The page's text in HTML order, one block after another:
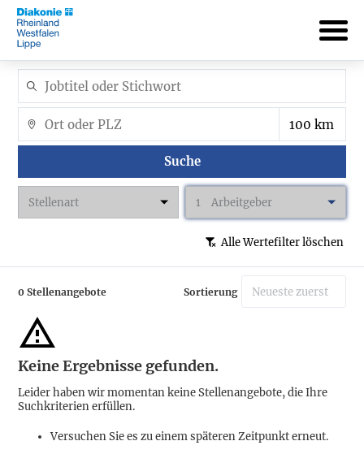
Suche
Stellenart 1 Arbeitgeber
Alle Wertefilter löschen
0 Stellenangebote Sortierung
Keine Ergebnisse gefunden.
Leider haben wir momentan keine Stellenangebote, die Ihre
Suchkriterien erfüllen.
Versuchen Sie es zu einem späteren Zeitpunkt erneut.